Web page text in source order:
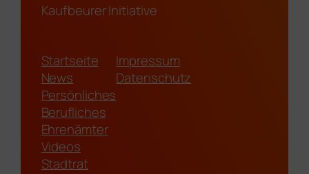
Kaufbeurer Initiative
Startseite
News
Persönliches
Berufliches
Ehrenämter
Videos
Stadtrat
Impressum
Datenschutz